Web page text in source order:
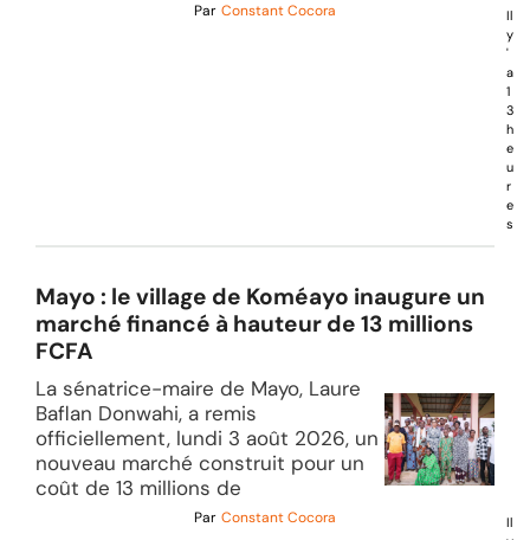
Par Constant Cocora
Il
y
'
a
1
3
h
e
u
r
e
s
Mayo : le village de Koméayo inaugure un
marché financé à hauteur de 13 millions
FCFA
La sénatrice-maire de Mayo, Laure
Baflan Donwahi, a remis
officiellement, lundi 3 août 2026, un
nouveau marché construit pour un
coût de 13 millions de
Par Constant Cocora
Il